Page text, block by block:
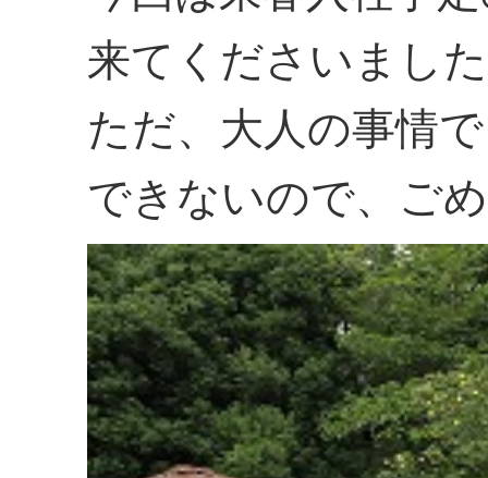
来てくださいまし
ただ、大人の事情
できないので、ご